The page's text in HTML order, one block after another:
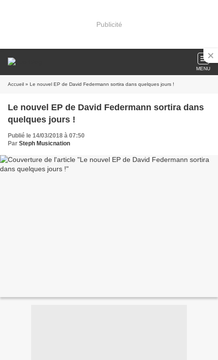
Publicité
MENU
Accueil » Le nouvel EP de David Federmann sortira dans quelques jours !
Le nouvel EP de David Federmann sortira dans
quelques jours !
Publié le 14/03/2018 à 07:50
Par Steph Musicnation